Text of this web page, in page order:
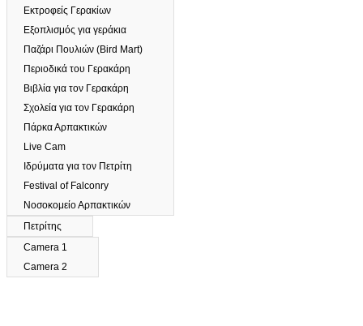
Εκτροφείς Γερακίων
Εξοπλισμός για γεράκια
Παζάρι Πουλιών (Bird Mart)
Περιοδικά του Γερακάρη
Βιβλία για τον Γερακάρη
Σχολεία για τον Γερακάρη
Πάρκα Αρπακτικών
Live Cam
Ιδρύματα για τον Πετρίτη
Festival of Falconry
Νοσοκομείο Αρπακτικών
Πετρίτης
Camera 1
Camera 2